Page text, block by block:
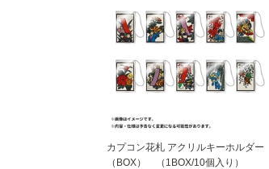
カプコン花札 アクリルキーホルダー
（BOX） （1BOX/10個入り）